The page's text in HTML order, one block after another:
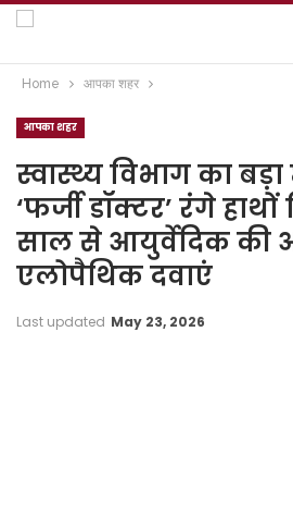
Home आपका शहर
आपका शहर
स्वास्थ्य विभाग का बड़ा
‘फर्जी डॉक्टर’ रंगे
साल से आयुर्वेदिक की
एलोपैथिक दवाएं
Last updated May 23, 2026